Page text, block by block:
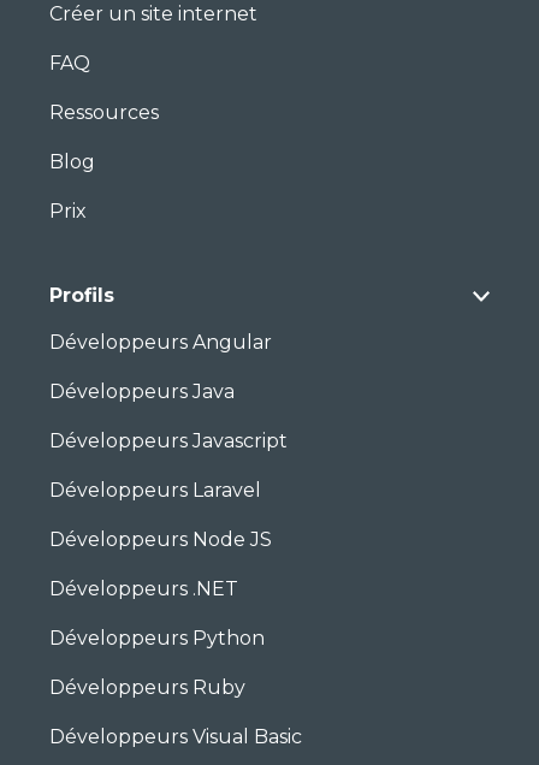
Créer un site internet
FAQ
Ressources
Blog
Prix
Profils
Développeurs Angular
Développeurs Java
Développeurs Javascript
Développeurs Laravel
Développeurs Node JS
Développeurs .NET
Développeurs Python
Développeurs Ruby
Développeurs Visual Basic